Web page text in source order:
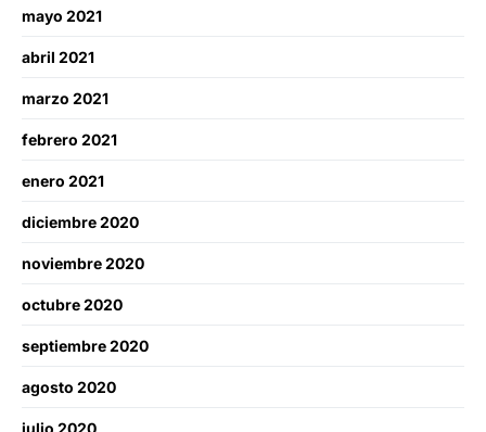
mayo 2021
abril 2021
marzo 2021
febrero 2021
enero 2021
diciembre 2020
noviembre 2020
octubre 2020
septiembre 2020
agosto 2020
julio 2020